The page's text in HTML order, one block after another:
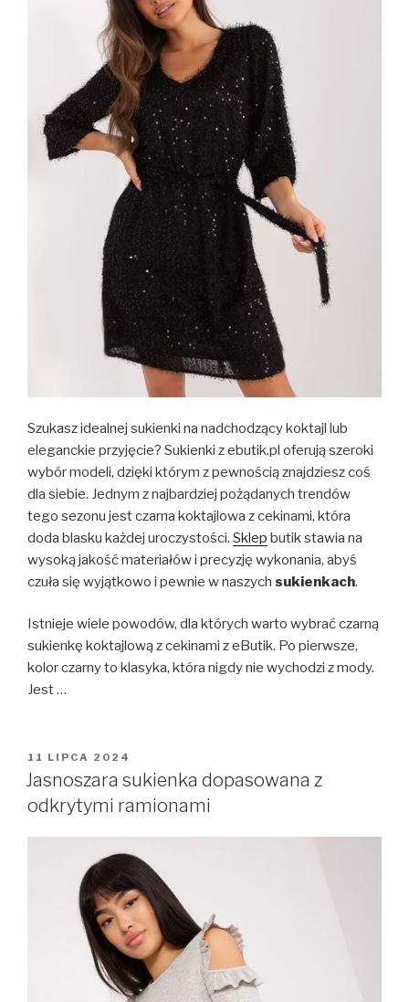
Szukasz idealnej sukienki na nadchodzący koktajl lub
eleganckie przyjęcie? Sukienki z ebutik.pl oferują szeroki
wybór modeli, dzięki którym z pewnością znajdziesz coś
dla siebie. Jednym z najbardziej pożądanych trendów
tego sezonu jest czarna koktajlowa z cekinami, która
doda blasku każdej uroczystości. Sklep butik stawia na
wysoką jakość materiałów i precyzję wykonania, abyś
czuła się wyjątkowo i pewnie w naszych sukienkach.
Istnieje wiele powodów, dla których warto wybrać czarną
sukienkę koktajlową z cekinami z eButik. Po pierwsze,
kolor czarny to klasyka, która nigdy nie wychodzi z mody.
Jest …
OPUBLIKOWANE
W
11 LIPCA 2024
Jasnoszara sukienka dopasowana z
odkrytymi ramionami